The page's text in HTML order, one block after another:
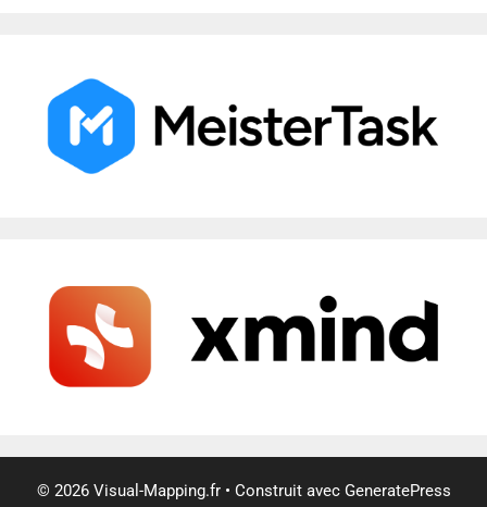
© 2026 Visual-Mapping.fr• Construit avec GeneratePress